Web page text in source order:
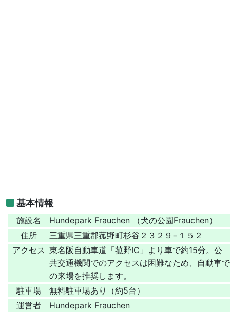
基本情報
施設名
Hundepark Frauchen （犬の公園Frauchen）
住所
三重県三重郡菰野町杉谷２３２９−１５２
アクセス 東名阪自動車道「菰野IC」より車で約15分。公
共交通機関でのアクセスは困難なため、自動車で
の来場を推奨します。
駐車場
無料駐車場あり（約5台）
運営者
Hundepark Frauchen